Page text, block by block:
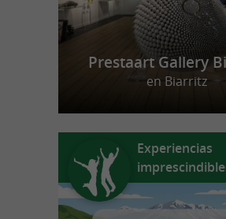
Prestaart Gallery
en Biarritz
Experiencias